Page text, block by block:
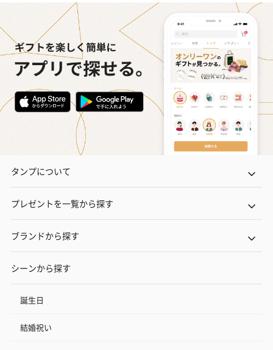
タンプについて
プレゼントを一覧から探す
ブランドから探す
シーンから探す
誕生日
結婚祝い